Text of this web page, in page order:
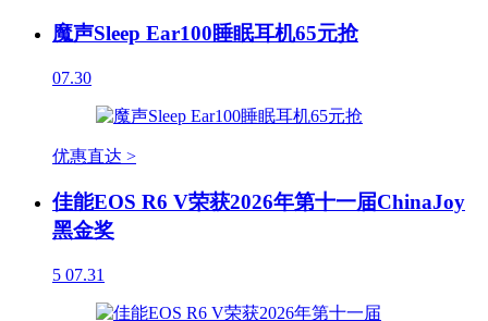
魔声Sleep Ear100睡眠耳机65元抢
07.30
优惠直达 >
佳能EOS R6 V荣获2026年第十一届ChinaJoy
黑金奖
5 07.31